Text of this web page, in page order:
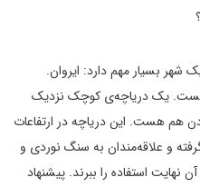
بسیار مهم دارد: ایروان.
نیست. یک دریاچه‌ی کوچک نزدیک
هم هست. این دریاچه در ارتفاعات
و علاقه‌مندان به سنگ نوردی و
نهایت استفاده را ببرند. پیشنهاد